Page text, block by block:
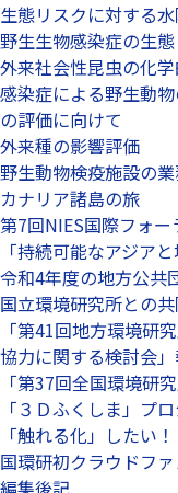
生態リスクに対する
野生生物感染症の生
外来社会性昆虫の化
感染症による野生動
の評価に向けて
外来種の影響評価
野生動物検疫施設の
カナリア諸島の旅
第7回NIES国際フォ
「持続可能なアジア
令和4年度の地方公共
国立環境研究所との
「第41回地方環境研
協力に関する検討会
「第37回全国環境研
「３Ｄふくしま」プ
「触れる化」したい！
国環研初クラウドフ